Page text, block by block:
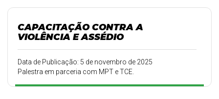
CAPACITAÇÃO CONTRA A
VIOLÊNCIA E ASSÉDIO
Data de Publicação: 5 de novembro de 2025
Palestra em parceria com MPT e TCE.